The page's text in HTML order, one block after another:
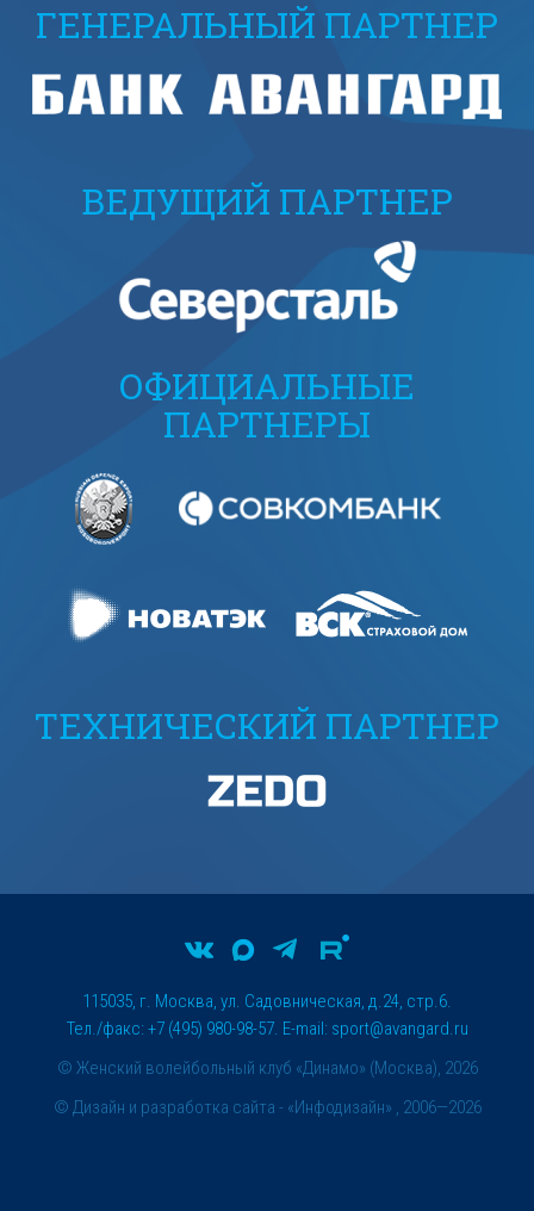
ГЕНЕРАЛЬНЫЙ ПАРТНЕР
ВЕДУЩИЙ ПАРТНЕР
ОФИЦИАЛЬНЫЕ
ПАРТНЕРЫ
ТЕХНИЧЕСКИЙ ПАРТНЕР
© Женский волейбольный клуб «Динамо» (Москва), 2026
115035, г. Москва, ул. Садовническая, д.24, стр.6.
Тел./факс: +7 (495) 980-98-57. E-mail: sport@avangard.ru
© Дизайн и разработка сайта - «Инфодизайн» , 2006—2026